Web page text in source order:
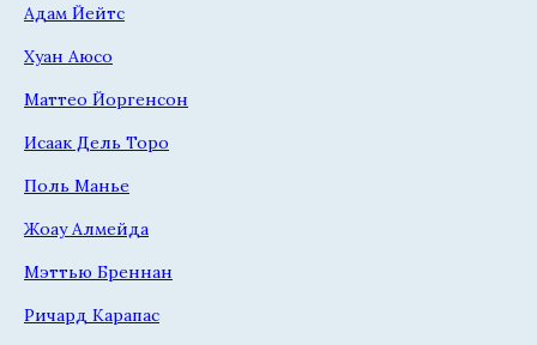
Адам Йейтс
Хуан Аюсо
Маттео Йоргенсон
Исаак Дель Торо
Поль Манье
Жоау Алмейда
Мэттью Бреннан
Ричард Карапас